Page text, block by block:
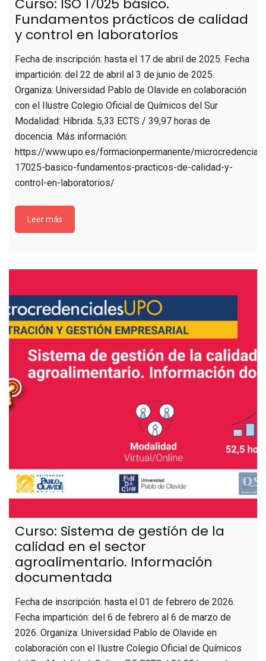
Curso: ISO 17025 básico.
Fundamentos prácticos de calidad
y control en laboratorios
Fecha de inscripción: hasta el 17 de abril de 2025. Fecha
impartición: del 22 de abril al 3 de junio de 2025.
Organiza: Universidad Pablo de Olavide en colaboración
con el Ilustre Colegio Oficial de Químicos del Sur
Modalidad: Híbrida. 5,33 ECTS / 39,97 horas de
docencia. Más información:
https://www.upo.es/formacionpermanente/
17025-basico-fundamentos-practicos-de-calidad-y-
control-en-laboratorios/
Leer más
Curso: Sistema de gestión de la
calidad en el sector
agroalimentario. Información
documentada
Fecha de inscripción: hasta el 01 de febrero de 2026.
Fecha impartición: del 6 de febrero al 6 de marzo de
2026. Organiza: Universidad Pablo de Olavide en
colaboración con el Ilustre Colegio Oficial de Químicos